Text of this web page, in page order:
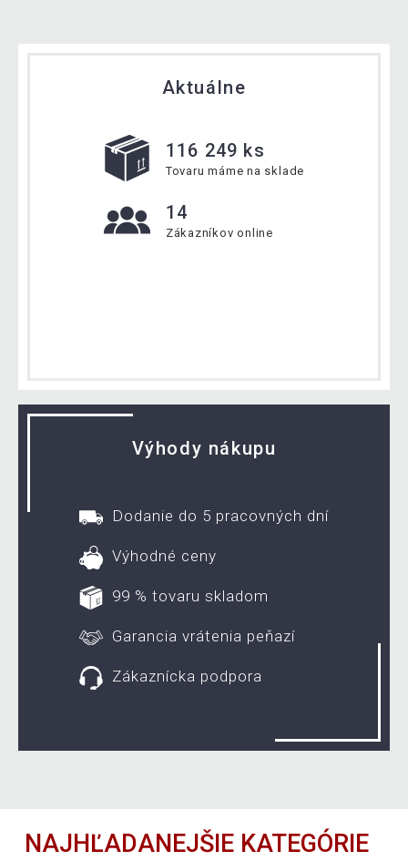
Aktuálne
116 249 ks
Tovaru máme na sklade
14
Zákazníkov online
Výhody nákupu
Dodanie do 5 pracovných dní
Výhodné ceny
99 % tovaru skladom
Garancia vrátenia peňazí
Zákaznícka podpora
NAJHĽADANEJŠIE KATEGÓRIE